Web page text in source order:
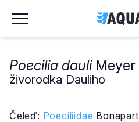
Poecilia dauliMeyer
živorodka Dauliho
Čeleď: Poeciliidae